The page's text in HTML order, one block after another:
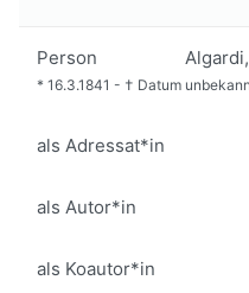
Person
* 16.3.1841 - † Datum
als Adressat*in
als Autor*in
als Koautor*in